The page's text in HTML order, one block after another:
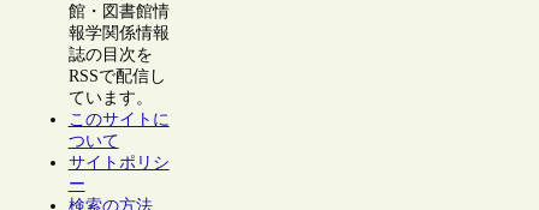
館・図書館情
報学関係情報
誌の目次を
RSSで配信し
ています。
このサイトに
ついて
サイトポリシ
ー
検索の方法